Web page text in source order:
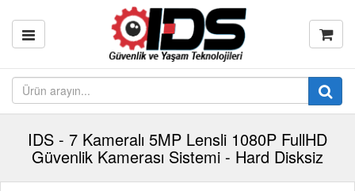
IDS - 7 Kameralı 5MP Lensli 1080P FullHD
Güvenlik Kamerası Sistemi - Hard Disksiz